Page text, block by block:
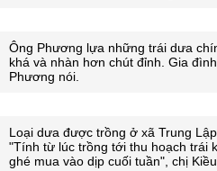
Ông Phương lựa những trái dưa
khá và nhàn hơn chút đỉnh. Gia
Phương nói.
Loại dưa được trồng ở xã Trung
"Tính từ lúc trồng tới thu hoạch trái
ghé mua vào dịp cuối tuần", chị